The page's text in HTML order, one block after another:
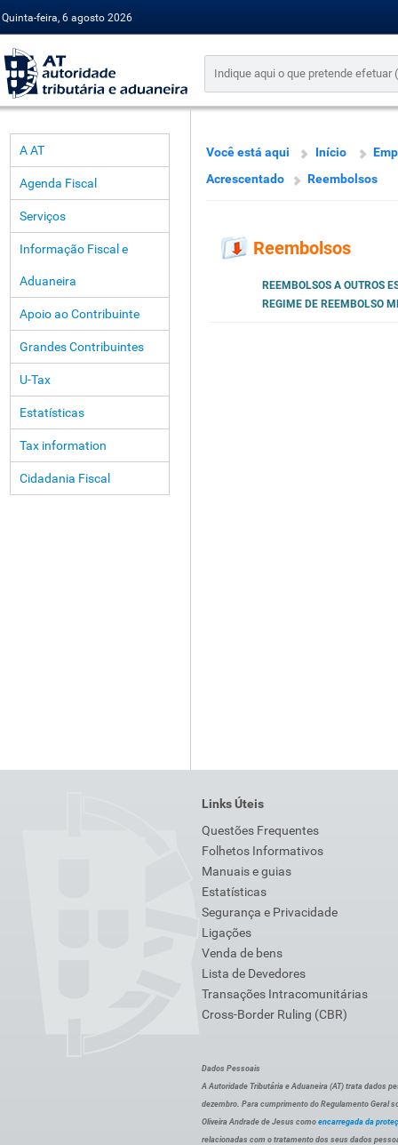
Quinta-feira, 6 agosto 2026
A AT
Agenda Fiscal
Serviços
Informação Fiscal e
Aduaneira
Apoio ao Contribuinte
Grandes Contribuintes
U-Tax
Estatísticas
Tax information
Cidadania Fiscal
Você está aqui Início
Acrescentado
Reembolsos
Reembolsos
REEMBOLSOS A OUTROS
REGIME DE REEMBOLSO
Links Úteis
Questões Frequentes
Folhetos Informativos
Manuais e guias
Estatísticas
Segurança e Privacidade
Ligações
Venda de bens
Lista de Devedores
Transações Intracomunitárias
Cross-Border Ruling (CBR)
Dados Pessoais
A Autoridade Tributária e Aduaneira (AT) trata dados
dezembro. Para cumprimento do Regulamento Geral
Oliveira Andrade de Jesus como encarregada da
relacionadas com o tratamento dos seus dados